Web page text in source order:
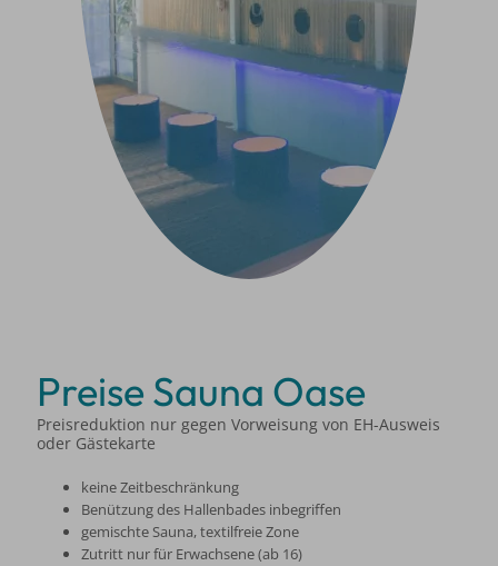
Preise Sauna Oase
Preisreduktion nur gegen Vorweisung von EH-Ausweis
oder Gästekarte
keine Zeitbeschränkung
Benützung des Hallenbades inbegriffen
gemischte Sauna, textilfreie Zone
Zutritt nur für Erwachsene (ab 16)